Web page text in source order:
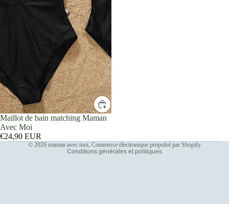
Maillot de bain matching Maman
Avec Moi
€24,90 EUR
© 2026 maman avec moi Commerce électronique propulsé par Shopify
Conditions générales et politiques
Politique de confidentialité
Coordonnées
Politique de remboursement
Conditions d’utilisation